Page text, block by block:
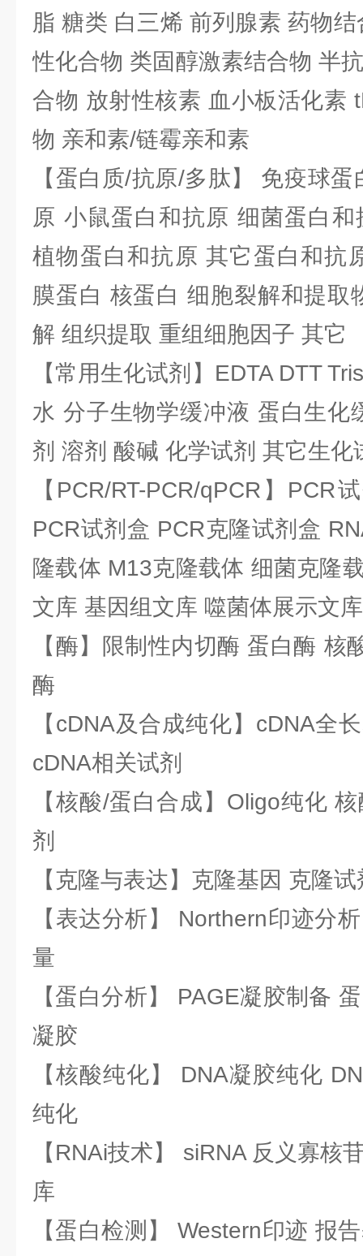
脂 糖类 白三烯 前列腺素 药物
性化合物 类固醇激素结合物 半
合物 放射性核素 血小板活化素
物 亲和素/链霉亲和素
【蛋白质/抗原/多肽】 免疫球
原 小鼠蛋白和抗原 细菌蛋白
植物蛋白和抗原 其它蛋白和抗
膜蛋白 核蛋白 细胞裂解和提取
解 组织提取 重组细胞因子 其它
【常用生化试剂】EDTA DTT
水 分子生物学缓冲液 蛋白生化
剂 溶剂 酸碱 化学试剂 其它生化
【PCR/RT-PCR/qPCR】PCR
PCR试剂盒 PCR克隆试剂盒
隆载体 M13克隆载体 细菌克隆
文库 基因组文库 噬菌体展示文库
【酶】限制性内切酶 蛋白酶 核
酶
【cDNA及合成纯化】cDNA全
cDNA相关试剂
【核酸/蛋白合成】Oligo纯化
剂
【克隆与表达】克隆基因 克隆
【表达分析】 Northern印迹分
量
【蛋白分析】 PAGE凝胶制备
凝胶
【核酸纯化】 DNA凝胶纯化
纯化
【RNAi技术】 siRNA 反义寡核
库
【蛋白检测】 Western印迹 报